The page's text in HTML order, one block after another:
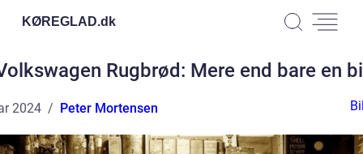
KØREGLAD.dk
Rugbrød: Mere end bare en
2024 Peter Mortensen